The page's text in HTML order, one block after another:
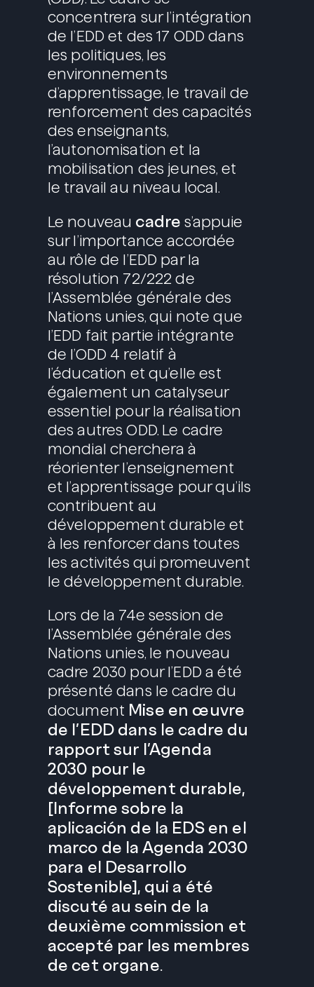
concentrera sur l’intégration
de l’EDD et des 17 ODD dans
les politiques, les
environnements
d’apprentissage, le travail de
renforcement des capacités
des enseignants,
l’autonomisation et la
mobilisation des jeunes, et
le travail au niveau local.
Le nouveau cadre s’appuie
sur l’importance accordée
au rôle de l’EDD par la
résolution 72/222 de
l’Assemblée générale des
Nations unies, qui note que
l’EDD fait partie intégrante
de l’ODD 4 relatif à
l’éducation et qu’elle est
également un catalyseur
essentiel pour la réalisation
des autres ODD. Le cadre
mondial cherchera à
réorienter l’enseignement
et l’apprentissage pour qu’ils
contribuent au
développement durable et
à les renforcer dans toutes
les activités qui promeuvent
le développement durable.
Lors de la 74e session de
l’Assemblée générale des
Nations unies, le nouveau
cadre 2030 pour l’EDD a été
présenté dans le cadre du
document Mise en œuvre
de l’EDD dans le cadre du
rapport sur l’Agenda
2030 pour le
développement durable,
[Informe sobre la
aplicación de la EDS en el
marco de la Agenda 2030
para el Desarrollo
Sostenible], qui a été
discuté au sein de la
deuxième commission et
accepté par les membres
de cet organe.